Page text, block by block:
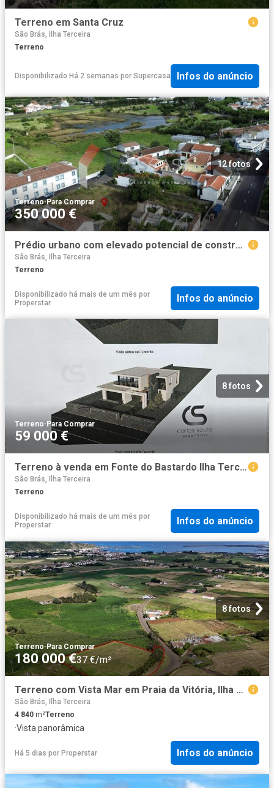
Terreno em Santa Cruz
São Brás, Ilha Terceira
Terreno
Disponibilizado Há 2 semanas por Supercasa Infos do anúncio
12 fotos
Terreno·Para Comprar
350 000 €
Prédio urbano com elevado potencial de construção
São Brás, Ilha Terceira
Terreno
Disponibilizado há mais de um mês por
Properstar
Infos do anúncio
8 fotos
Terreno· Para Comprar
59 000 €
Terreno à venda em Fonte do Bastardo Ilha Terceira
São Brás, Ilha Terceira
Terreno
Disponibilizado há mais de um mês por
Properstar
Infos do anúncio
8 fotos
Terreno·Para Comprar
180 000 €37 €/m²
Terreno com Vista Mar em Praia da Vitória, Ilha Terceira
São Brás, Ilha Terceira
4 840 m²Terreno
·Vista panorâmica
Há 5 dias por Properstar Infos do anúncio